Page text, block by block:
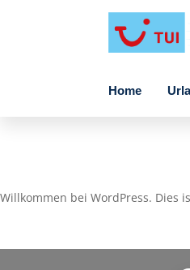
Home
Willkommen bei WordPress. Dies